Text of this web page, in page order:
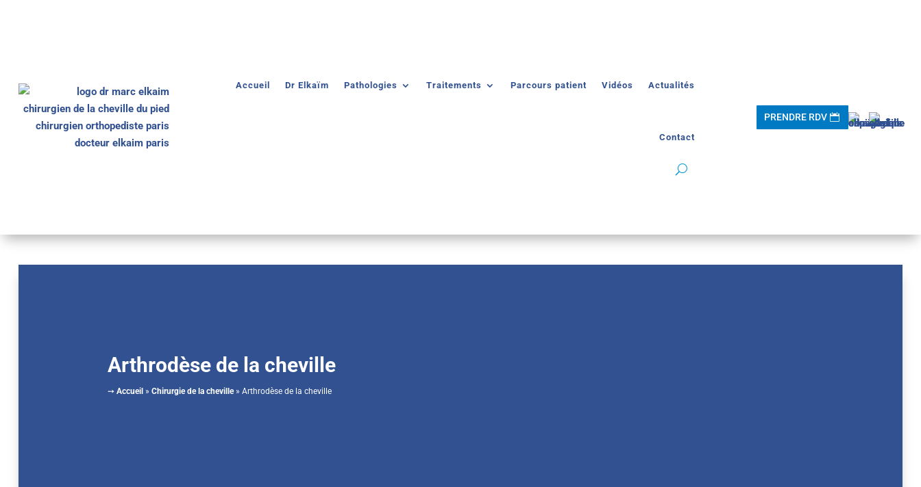
Accueil Dr Elkaïm Pathologies Traitements Parcours patient Vidéos Actualités
Contact
PRENDRE RDV
Arthrodèse de la cheville
➙Accueil »Chirurgie de la cheville»Arthrodèse de la cheville